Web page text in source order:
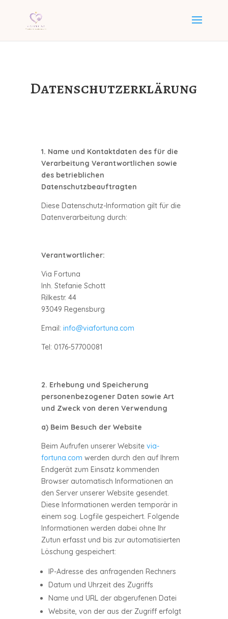
Datenschutzerklärung
1. Name und Kontaktdaten des für die
Verarbeitung Verantwortlichen sowie
des betrieblichen
Datenschutzbeauftragten
Diese Datenschutz-Information gilt für die
Datenverarbeitung durch:
Verantwortlicher:
Via Fortuna
Inh. Stefanie Schott
Rilkestr. 44
93049 Regensburg
Email: info@viafortuna.com
Tel: 0176-57700081
2. Erhebung und Speicherung
personenbezogener Daten sowie Art
und Zweck von deren Verwendung
a) Beim Besuch der Website
Beim Aufrufen unserer Website via-
fortuna.com werden durch den auf Ihrem
Endgerät zum Einsatz kommenden
Browser automatisch Informationen an
den Server unserer Website gesendet.
Diese Informationen werden temporär in
einem sog. Logfile gespeichert. Folgende
Informationen werden dabei ohne Ihr
Zutun erfasst und bis zur automatisierten
Löschung gespeichert:
IP-Adresse des anfragenden Rechners
Datum und Uhrzeit des Zugriffs
Name und URL der abgerufenen Datei
Website, von der aus der Zugriff erfolgt